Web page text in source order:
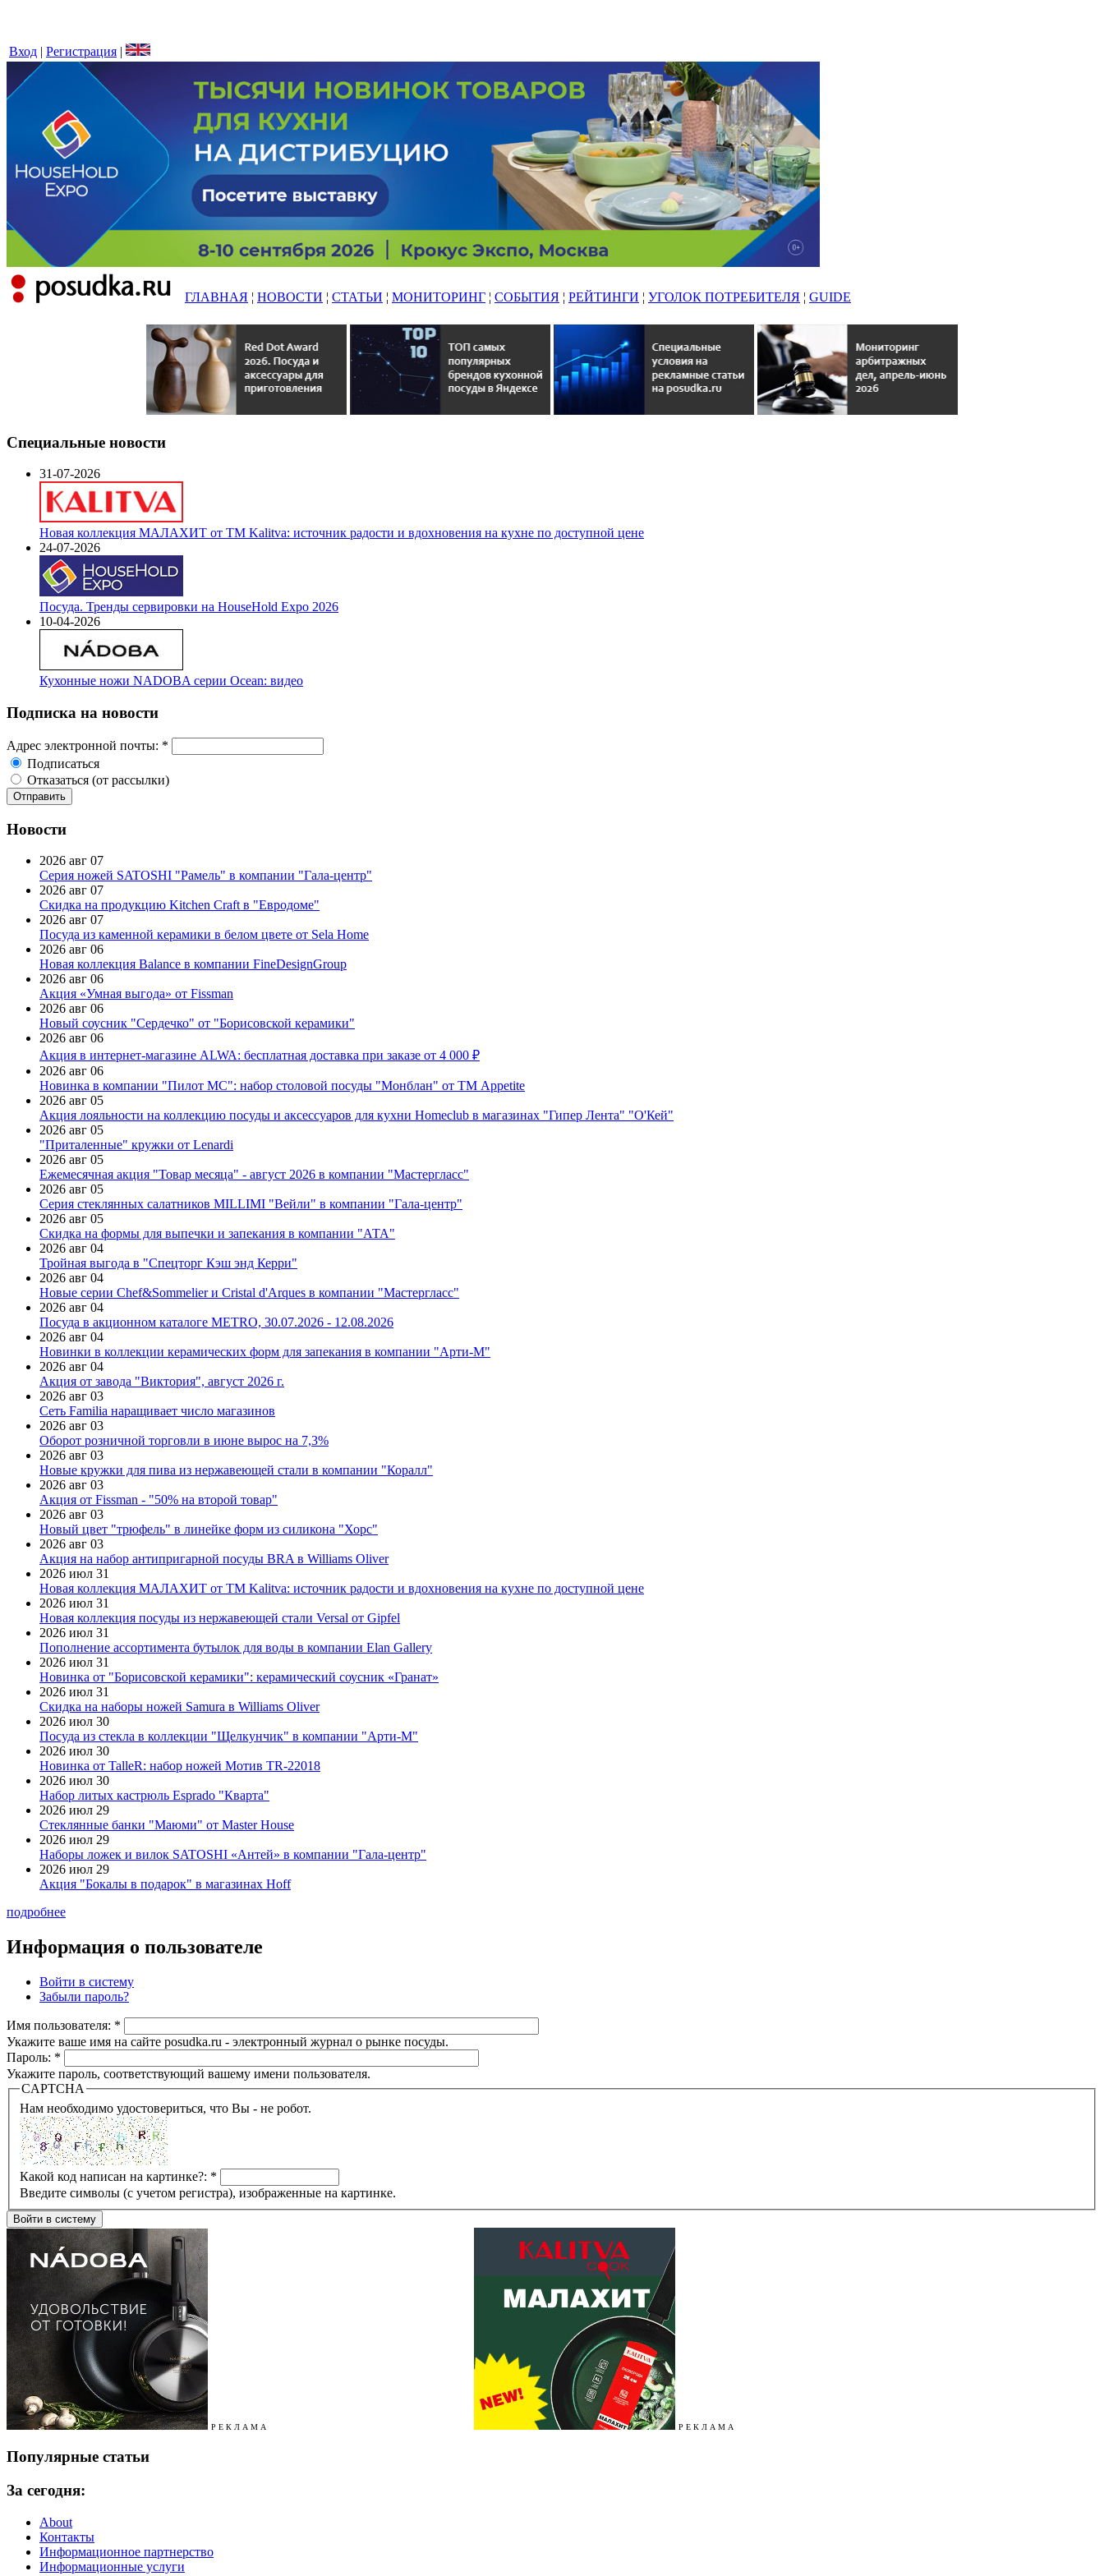
Вход | Регистрация |
ГЛАВНАЯ ¦ НОВОСТИ ¦ СТАТЬИ ¦ МОНИТОРИНГ ¦ СОБЫТИЯ ¦ РЕЙТИНГИ ¦ УГОЛОК ПОТРЕБИТЕЛЯ ¦ GUIDE
Специальные новости
31-07-2026
Новая коллекция МАЛАХИТ от ТМ Kalitva: источник радости и вдохновения на кухне по доступной цене
24-07-2026
Посуда. Тренды сервировки на HouseHold Expo 2026
10-04-2026
Кухонные ножи NADOBA серии Ocean: видео
Подписка на новости
Адрес электронной почты: *
Подписаться
Отказаться (от рассылки)
Новости
2026 авг 07
Серия ножей SATOSHI "Рамель" в компании "Гала-центр"
2026 авг 07
Скидка на продукцию Kitchen Craft в "Евродоме"
2026 авг 07
Посуда из каменной керамики в белом цвете от Sela Home
2026 авг 06
Новая коллекция Balance в компании FineDesignGroup
2026 авг 06
Акция «Умная выгода» от Fissman
2026 авг 06
Новый соусник "Сердечко" от "Борисовской керамики"
2026 авг 06
Акция в интернет-магазине ALWA: бесплатная доставка при заказе от 4 000 ₽
2026 авг 06
Новинка в компании "Пилот МС": набор столовой посуды "Монблан" от ТМ Appetite
2026 авг 05
Акция лояльности на коллекцию посуды и аксессуаров для кухни Homeclub в магазинах "Гипер Лента" "О'Кей"
2026 авг 05
"Приталенные" кружки от Lenardi
2026 авг 05
Ежемесячная акция "Товар месяца" - август 2026 в компании "Мастергласс"
2026 авг 05
Серия стеклянных салатников MILLIMI "Вейли" в компании "Гала-центр"
2026 авг 05
Скидка на формы для выпечки и запекания в компании "АТА"
2026 авг 04
Тройная выгода в "Спецторг Кэш энд Керри"
2026 авг 04
Новые серии Chef&Sommelier и Cristal d'Arques в компании "Мастергласс"
2026 авг 04
Посуда в акционном каталоге METRO, 30.07.2026 - 12.08.2026
2026 авг 04
Новинки в коллекции керамических форм для запекания в компании "Арти-М"
2026 авг 04
Акция от завода "Виктория", август 2026 г.
2026 авг 03
Сеть Familia наращивает число магазинов
2026 авг 03
Оборот розничной торговли в июне вырос на 7,3%
2026 авг 03
Новые кружки для пива из нержавеющей стали в компании "Коралл"
2026 авг 03
Акция от Fissman - "50% на второй товар"
2026 авг 03
Новый цвет "трюфель" в линейке форм из силикона "Хорс"
2026 авг 03
Акция на набор антипригарной посуды BRA в Williams Oliver
2026 июл 31
Новая коллекция МАЛАХИТ от ТМ Kalitva: источник радости и вдохновения на кухне по доступной цене
2026 июл 31
Новая коллекция посуды из нержавеющей стали Versal от Gipfel
2026 июл 31
Пополнение ассортимента бутылок для воды в компании Elan Gallery
2026 июл 31
Новинка от "Борисовской керамики": керамический соусник «Гранат»
2026 июл 31
Скидка на наборы ножей Samura в Williams Oliver
2026 июл 30
Посуда из стекла в коллекции "Щелкунчик" в компании "Арти-М"
2026 июл 30
Новинка от TalleR: набор ножей Мотив TR-22018
2026 июл 30
Набор литых кастрюль Esprado "Кварта"
2026 июл 29
Стеклянные банки "Маюми" от Master House
2026 июл 29
Наборы ложек и вилок SATOSHI «Антей» в компании "Гала-центр"
2026 июл 29
Акция "Бокалы в подарок" в магазинах Hoff
подробнее
Информация о пользователе
Войти в систему
Забыли пароль?
Имя пользователя: *
Укажите ваше имя на сайте posudka.ru - электронный журнал о рынке посуды.
Пароль: *
Укажите пароль, соответствующий вашему имени пользователя.
CAPTCHA
Нам необходимо удостовериться, что Вы - не робот.
Какой код написан на картинке?: *
Введите символы (с учетом регистра), изображенные на картинке.
Р Е К Л А М А Р Е К Л А М А
Популярные статьи
За сегодня:
About
Контакты
Информационное партнерство
Информационные услуги